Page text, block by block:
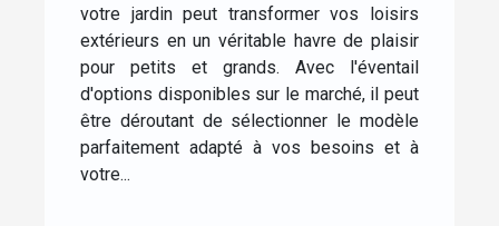
votre jardin peut transformer vos loisirs
extérieurs en un véritable havre de plaisir
pour petits et grands. Avec l'éventail
d'options disponibles sur le marché, il peut
être déroutant de sélectionner le modèle
parfaitement adapté à vos besoins et à
votre...